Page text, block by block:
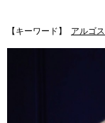
【キーワード】 アルゴ